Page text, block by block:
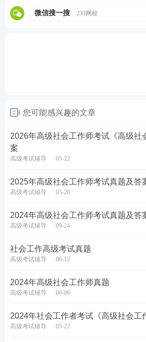
是也存在一些问题：很多社区社会
区公共服务问题的沟通交流；有的
针对上述问题，设计1份培育社区
案。
【案例技巧班】
微信搜一搜 233网校
您可能感兴趣的文章
2026年高级社会工作师考试《高级社
案
高级考试辅导 05-22
2025年高级社会工作师考试真题及答
高级考试辅导 05-28
2024年高级社会工作师考试真题及答
高级考试辅导 09-24
社会工作高级考试真题
高级考试辅导 06-12
2024年高级社会工作师真题
高级考试辅导 06-06
2024年社会工作者考试《高级社会工
高级考试辅导 05-22